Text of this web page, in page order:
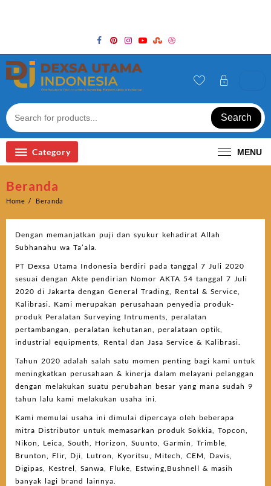
Search
Category MENU
Beranda
Home Beranda
Dengan memanjatkan puji dan syukur kehadirat Allah
Subhanahu wa Ta’ala.
PT Dexsa Utama Indonesia berdiri pada tanggal 7 Juli 2020
sesuai dengan Akte pendirian Nomor AKTA 54 tanggal 7 Juli
2020 di Jakarta dengan General Trading, Rental & Service,
Kalibrasi. Kami merupakan perusahaan penyedia produk-
produk Peralatan Surveying Intruments, peralatan
pertambangan, peralatan kehutanan, peralataan optik,
industrial equipments, Rental dan Jasa Service & Kalibrasi.
Tahun 2020 adalah salah satu momen penting bagi kami untuk
meningkatkan perusahaan & kinerja dalam melayani pelanggan
dengan melakukan suatu perubahan besar yang mana sudah 9
tahun lalu kami melakukan usaha ini.
Kami memulai usaha ini dimulai dipercaya oleh beberapa
mitra Distributor untuk memasarkan produk Sokkia, Topcon,
Nikon, Leica, South, Horizon, Suunto, Garmin, Trimble,
Brunton, Flir, Dji, Lutron, Kyoritsu, Mitech, CEM, Davis,
Digipas, Kestrel, Sanwa, Fluke, Estwing,Bushnell & masih
banyak lagi brand lainnya.